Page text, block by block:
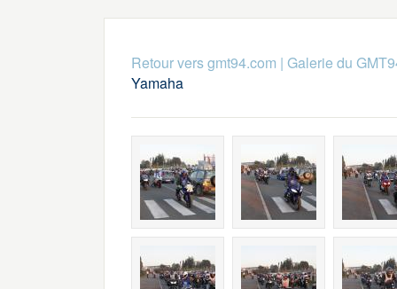
Retour vers gmt94.com | Galerie du
Yamaha